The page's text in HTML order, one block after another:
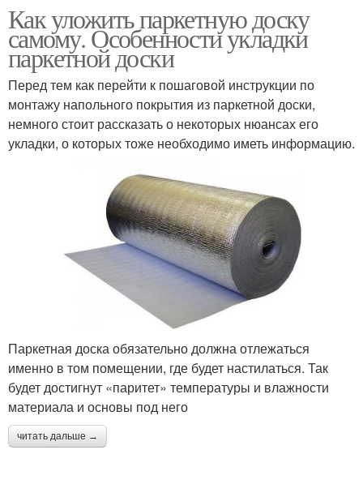
Как уложить паркетную доску
самому. Особенности укладки
паркетной доски
Перед тем как перейти к пошаговой инструкции по
монтажу напольного покрытия из паркетной доски,
немного стоит рассказать о некоторых нюансах его
укладки, о которых тоже необходимо иметь информацию.
Паркетная доска обязательно должна отлежаться
именно в том помещении, где будет настилаться. Так
будет достигнут «паритет» температуры и влажности
материала и основы под него
читать дальше →